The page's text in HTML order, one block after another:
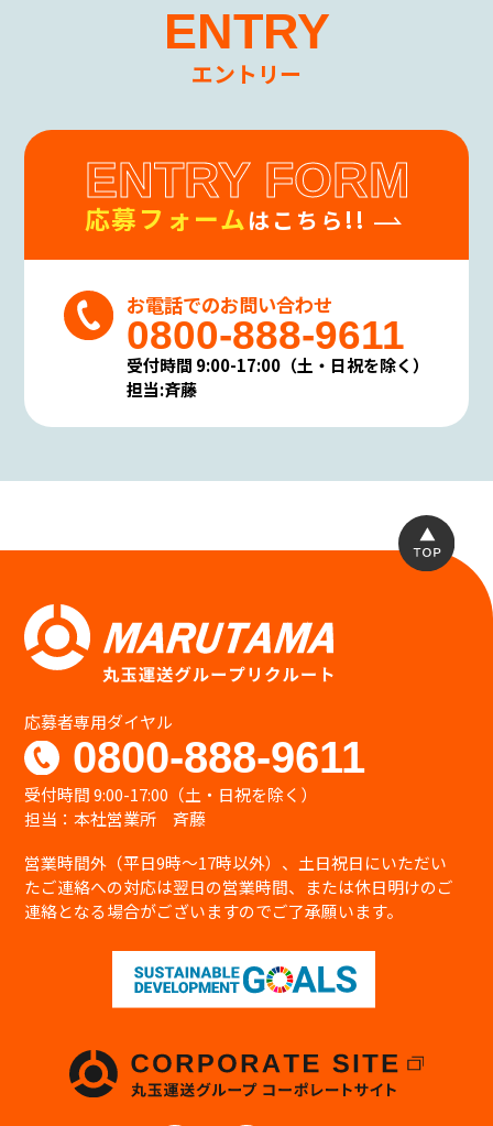
ENTRY
エントリー
ENTRY FORM
応募フォームはこちら!!
お電話でのお問い合わせ
0800-888-9611
受付時間 9:00-17:00（土・日祝を除く）
担当:斉藤
応募者専用ダイヤル
0800-888-9611
受付時間 9:00-17:00（土・日祝を除く）
担当：本社営業所 斉藤
営業時間外（平日9時〜17時以外）、土日祝日にいただい
たご連絡への対応は翌日の営業時間、または休日明けのご
連絡となる場合がございますのでご了承願います。